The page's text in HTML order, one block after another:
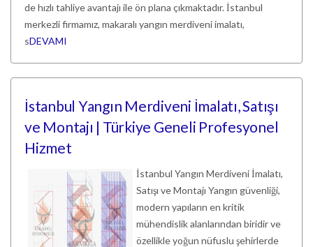
de hızlı tahliye avantajı ile ön plana çıkmaktadır. İstanbul
merkezli firmamız, makaralı yangın merdiveni imalatı,
sDEVAMI
İstanbul Yangın Merdiveni İmalatı, Satışı
ve Montajı | Türkiye Geneli Profesyonel
Hizmet
İstanbul Yangın Merdiveni İmalatı,
Satışı ve Montajı Yangın güvenliği,
modern yapıların en kritik
mühendislik alanlarından biridir ve
özellikle yoğun nüfuslu şehirlerde